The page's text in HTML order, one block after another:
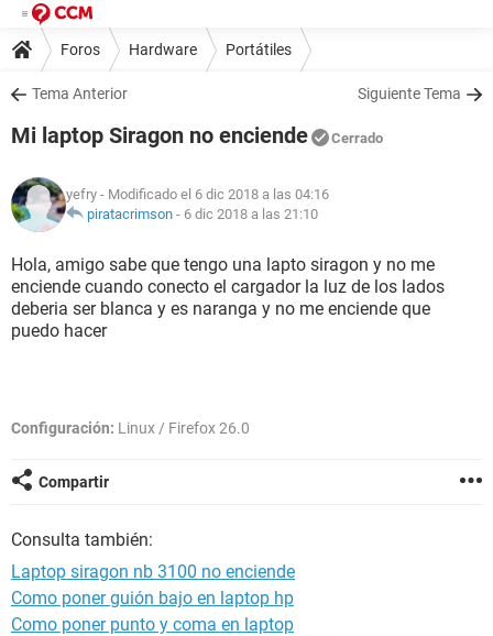
Foros Hardware Portátiles
Tema Anterior Siguiente Tema
Mi laptop Siragon no enciende Cerrado
yefry - Modificado el 6 dic 2018 a las 04:16
piratacrimson - 6 dic 2018 a las 21:10
Hola, amigo sabe que tengo una lapto siragon y no me
enciende cuando conecto el cargador la luz de los lados
deberia ser blanca y es naranga y no me enciende que
puedo hacer
Configuración: Linux / Firefox 26.0
Compartir
Consulta también:
Laptop siragon nb 3100 no enciende
Como poner guión bajo en laptop hp
Como poner punto y coma en laptop